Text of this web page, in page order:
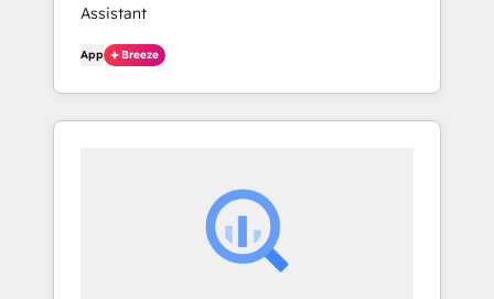
Assistant
App Breeze